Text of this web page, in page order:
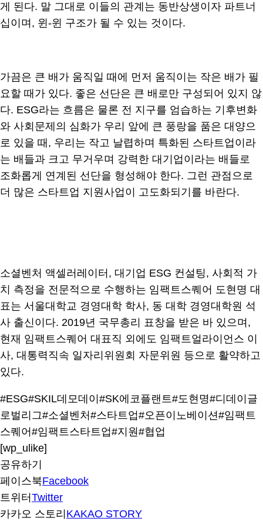
게 된다. 말 그대로 이들의 관계는 동반상생이자 파트너
십이며, 윈-윈 구조가 될 수 있는 것이다.
가끔은 큰 배가 움직일 때에 먼저 움직이는 작은 배가 필
요할 때가 있다. 좋은 선단은 큰 배로만 구성되어 있지 않
다. ESG라는 흐름은 물론 전 지구를 엄습하는 기후변화
와 사회문제의 심화가 우리 앞에 큰 풍랑을 품은 대양으
로 있을 때, 우리는 작고 날렵하며 특화된 스타트업이라
는 배들과 크고 무거우며 강력한 대기업이라는 배들로
조화롭게 연계된 선단을 형성해야 한다. 그런 관점으로
더 많은 스타트업 지원사업이 고도화되기를 바란다.
소셜벤처 액셀러레이터, 대기업 ESG 컨설팅, 사회적 가
치 측정을 전문적으로 수행하는 임팩트스퀘어 도현명 대
표는 서울대학교 경영대학 학사, 동 대학 경영대학원 석
사 출신이다. 2019년 국무총리 표창을 받은 바 있으며,
현재 임팩트스퀘어 대표직 외에도 임팩트얼라이언스 이
사, 대통력직속 일자리위원회 자문위원 등으로 활약하고
있다.
#ESG#SKIL데모데이 #SK에코플랜트#도현명#디데이글
로벌리그#소셜벤처 #스타트업#오픈이노베이션#임팩트
스퀘어 #임팩트스타트업#지원#협업
[wp_ulike]
공유하기
페이스북Facebook
트위터 Twitter
카카오 스토리 KAKAO STORY